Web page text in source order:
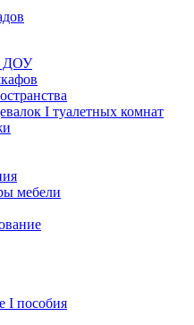
ДОУ
I туалетных комнат
мебели
I пособия